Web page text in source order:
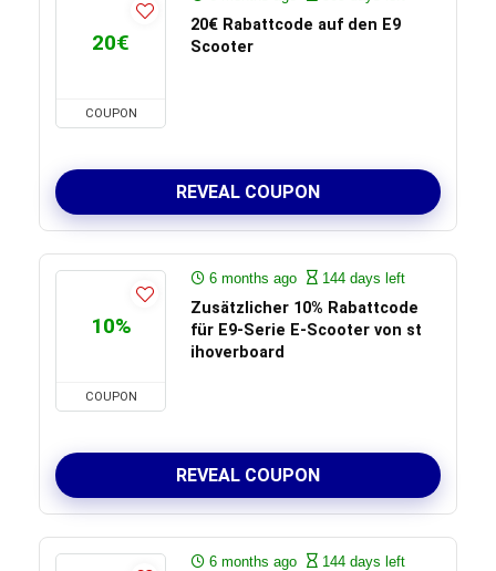
20€
COUPON
20€ Rabattcode auf den E9
Scooter
REVEAL COUPON
10%
COUPON
6 months ago 144 days left
Zusätzlicher 10% Rabattcode
für E9-Serie E-Scooter von st
ihoverboard
REVEAL COUPON
6 months ago 144 days left